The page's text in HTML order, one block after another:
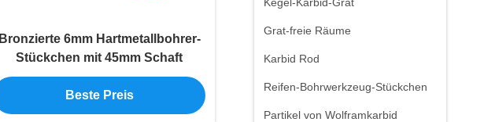
Grat-freie Räume
Karbid Rod
Reifen-Bohrwerkzeug-Stückchen
Partikel von Wolframkarbid
Bronzierte 6mm Hartmetallbohrer-
Stückchen mit 45mm Schaft
Beste Preis